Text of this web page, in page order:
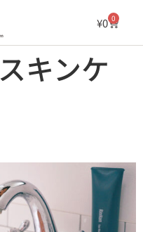
¥0 0
スキンケ